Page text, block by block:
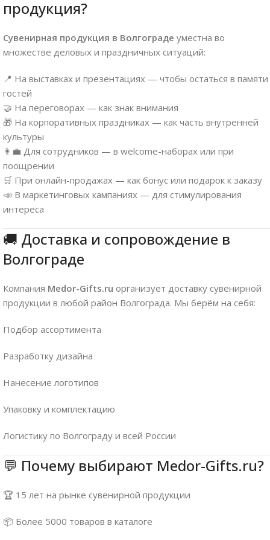
продукция?
Сувенирная продукция в Волгограде уместна во
множестве деловых и праздничных ситуаций:
📍 На выставках и презентациях — чтобы остаться в памяти
гостей
🤝 На переговорах — как знак внимания
🎁 На корпоративных праздниках — как часть внутренней
культуры
👩‍💼 Для сотрудников — в welcome-наборах или при
поощрении
🛒 При онлайн-продажах — как бонус или подарок к заказу
📣 В маркетинговых кампаниях — для стимулирования
интереса
🚚 Доставка и сопровождение в
Волгограде
Компания Medor-Gifts.ru организует доставку сувенирной
продукции в любой район Волгограда. Мы берём на себя:
Подбор ассортимента
Разработку дизайна
Нанесение логотипов
Упаковку и комплектацию
Логистику по Волгограду и всей России
💬 Почему выбирают Medor-Gifts.ru?
🏆 15 лет на рынке сувенирной продукции
📦 Более 5000 товаров в каталоге